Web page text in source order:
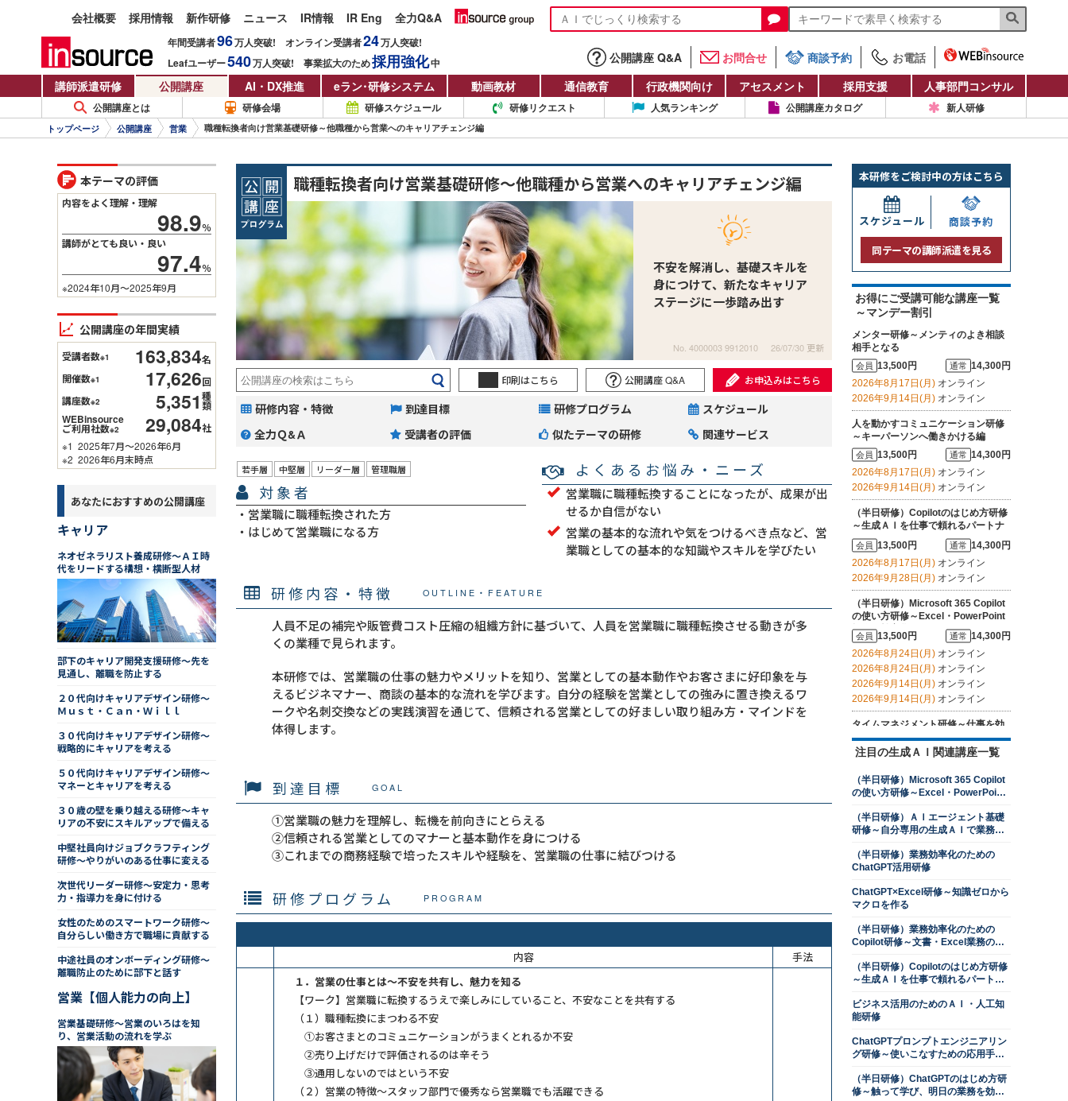
会社概要 採用情報 新作研修 ニュース IR情報 IR Eng 全力Q&A
年間受講者96万人突破! オンライン受講者24万人突破!
Leafユーザー540万人突破! 事業拡大のため採用強化中 公開講座 Q&A お問合せ 商談予約
お電話
講師派遣研修
公開講座 AI・DX推進 eラン・研修システム 動画教材 通信教育 行政機関向け アセスメント 採用支援 人事部門コンサル
公開講座とは 研修会場 研修スケジュール 研修リクエスト 人気ランキング 公開講座カタログ 新人研修
トップページ 公開講座 営業 職種転換者向け営業基礎研修～他職種から営業へのキャリアチェンジ編
職種転換者向け営業基礎研修～他職種から営業へのキャリアチェンジ編
不安を解消し、基礎スキルを
身につけて、新たなキャリア
ステージに一歩踏み出す
No. 4000003 9912010 26/07/30 更新
印刷はこちら 公開講座 Q&A お申込みはこちら
研修内容・特徴 到達目標 研修プログラム
スケジュール
全力Ｑ&Ａ
受講者の評価 似たテーマの研修 関連サービス
対象者
若手層 中堅層 リーダー層 管理職層
営業職に職種転換された方
はじめて営業職になる方
よくあるお悩み・ニーズ
営業職に職種転換することになったが、成果が出
せるか自信がない
営業の基本的な流れや気をつけるべき点など、営
業職としての基本的な知識やスキルを学びたい
研修内容・特徴 OUTLINE・FEATURE
人員不足の補完や販管費コスト圧縮の組織方針に基づいて、人員を営業職に職種転換させる動きが多
くの業種で見られます。
本研修では、営業職の仕事の魅力やメリットを知り、営業としての基本動作やお客さまに好印象を与
えるビジネマナー、商談の基本的な流れを学びます。自分の経験を営業としての強みに置き換えるワ
ークや名刺交換などの実践演習を通じて、信頼される営業としての好ましい取り組み方・マインドを
体得します。
到達目標 GOAL
①営業職の魅力を理解し、転機を前向きにとらえる
②信頼される営業としてのマナーと基本動作を身につける
③これまでの商務経験で培ったスキルや経験を、営業職の仕事に結びつける
研修プログラム PROGRAM
内容
手法
１．営業の仕事とは～不安を共有し、魅力を知る
【ワーク】営業職に転換するうえで楽しみにしていること、不安なことを共有する
（１）職種転換にまつわる不安
①お客さまとのコミュニケーションがうまくとれるか不安
②売り上げだけで評価されるのは辛そう
③通用しないのではという不安
（２）営業の特徴～スタッフ部門で優秀なら営業職でも活躍できる
本テーマの評価
内容をよく理解・理解
98.9％
講師がとても良い・良い
97.4％
※2024年10月～2025年9月
公開講座の年間実績
受講者数※1 163,834名
開催数※1 17,626回
講座数※2 5,351 種
類
WEBinsource
ご利用社数※2 29,084社
※1 2025年7月～2026年6月
※2 2026年6月末時点
あなたにおすすめの公開講座
キャリア
ネオゼネラリスト養成研修～ＡＩ時
代をリードする構想・横断型人材
部下のキャリア開発支援研修～先を
見通し、離職を防止する
２０代向けキャリアデザイン研修～
Ｍｕｓｔ・Ｃａｎ・Ｗｉｌｌ
３０代向けキャリアデザイン研修～
戦略的にキャリアを考える
５０代向けキャリアデザイン研修～
マネーとキャリアを考える
３０歳の壁を乗り越える研修～キャ
リアの不安にスキルアップで備える
中堅社員向けジョブクラフティング
研修～やりがいのある仕事に変える
次世代リーダー研修～安定力・思考
力・指導力を身に付ける
女性のためのスマートワーク研修～
自分らしい働き方で職場に貢献する
中途社員のオンボーディング研修～
離職防止のために部下と話す
営業【個人能力の向上】
営業基礎研修～営業のいろはを知
り、営業活動の流れを学ぶ
本研修をご検討中の方はこちら
スケジュール
商談予約
同テーマの講師派遣を見る
お得にご受講可能な講座一覧
～マンデー割引
メンター研修～メンティのよき相談
相手となる
会員 13,500円 通常 14,300円
2026年8月17日(月) オンライン
2026年9月14日(月) オンライン
人を動かすコミュニケーション研修
～キーパーソンへ働きかける編
会員 13,500円 通常 14,300円
2026年8月17日(月) オンライン
2026年9月14日(月) オンライン
（半日研修）Copilotのはじめ方研修
～生成ＡＩを仕事で頼れるパートナ
ーにする
会員 13,500円 通常 14,300円
2026年8月17日(月) オンライン
2026年9月28日(月) オンライン
（半日研修）Microsoft 365 Copilot
の使い方研修～Excel・PowerPoint
操作を効率化する
会員 13,500円 通常 14,300円
2026年8月24日(月) オンライン
2026年8月24日(月) オンライン
2026年9月14日(月) オンライン
2026年9月14日(月) オンライン
タイムマネジメント研修～仕事を効
率的に進めるための時間管理を学ぶ
会員 13,500円 通常 14,300円
2026年8月24日(月)
ロジカルシンキング研修
会員 13,500円 通常
14,300円
2026年8月24日(月)オンライン
2026年9月28日(月)オンライン
目標管理研修～目標達成に向けた継
続的なマネジメント
会員 13,500円
2026年8月24日(月)オンライン
交渉力向上研修～ネゴシエーション
スキルを上達させる
会員 13,500円 通常
14,300円
2026年8月24日(月)
2026年9月28日(月)オンライン
判断力強化研修～８つの観点で意思
決定ができる管理職になる
2026年8月24日(月)オンライン
注目の生成ＡＩ関連講座一覧
（半日研修）Microsoft 365 Copilot
の使い方研修～Excel・PowerPoint
（半日研修）ＡＩエージェント基礎
研修～自分専用の生成ＡＩで業務を
（半日研修）業務効率化のための
ChatGPT活用研修
ChatGPT×Excel研修～知識ゼロから
マクロを作る
（半日研修）業務効率化のための
Copilot研修～文書・Excel業務のコ
（半日研修）Copilotのはじめ方研修
～生成ＡＩを仕事で頼れるパートナ
ビジネス活用のためのＡＩ・人工知
能研修
ChatGPTプロンプトエンジニアリン
グ研修～使いこなすための応用手法
（半日研修）ChatGPTのはじめ方研
修～触って学び、明日の業務を効率